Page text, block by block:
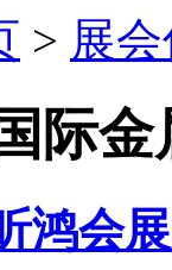
> 展
际
鸿会